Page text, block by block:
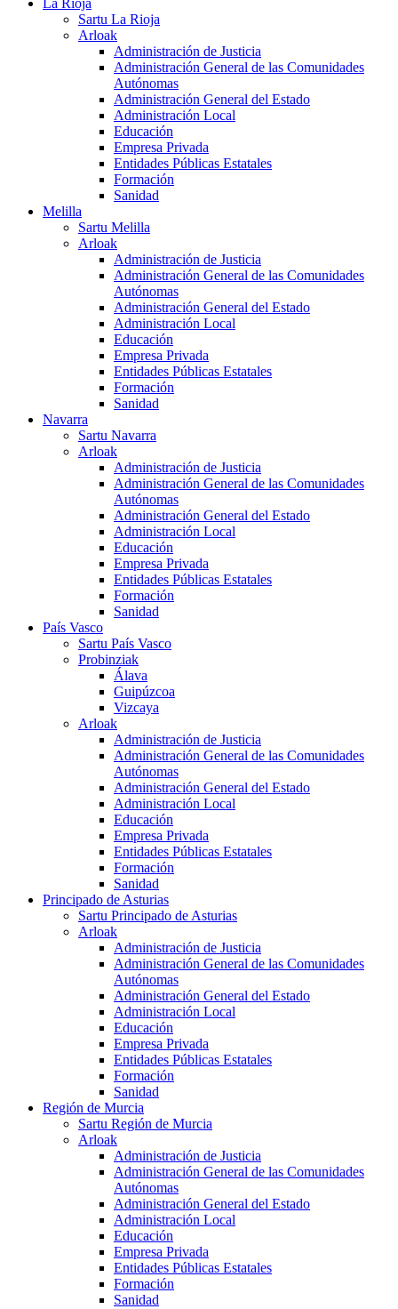
La Rioja
Sartu La Rioja
Arloak
Administración de Justicia
Administración General de las Comunidades
Autónomas
Administración General del Estado
Administración Local
Educación
Empresa Privada
Entidades Públicas Estatales
Formación
Sanidad
Melilla
Sartu Melilla
Arloak
Administración de Justicia
Administración General de las Comunidades
Autónomas
Administración General del Estado
Administración Local
Educación
Empresa Privada
Entidades Públicas Estatales
Formación
Sanidad
Navarra
Sartu Navarra
Arloak
Administración de Justicia
Administración General de las Comunidades
Autónomas
Administración General del Estado
Administración Local
Educación
Empresa Privada
Entidades Públicas Estatales
Formación
Sanidad
País Vasco
Sartu País Vasco
Probinziak
Álava
Guipúzcoa
Vizcaya
Arloak
Administración de Justicia
Administración General de las Comunidades
Autónomas
Administración General del Estado
Administración Local
Educación
Empresa Privada
Entidades Públicas Estatales
Formación
Sanidad
Principado de Asturias
Sartu Principado de Asturias
Arloak
Administración de Justicia
Administración General de las Comunidades
Autónomas
Administración General del Estado
Administración Local
Educación
Empresa Privada
Entidades Públicas Estatales
Formación
Sanidad
Región de Murcia
Sartu Región de Murcia
Arloak
Administración de Justicia
Administración General de las Comunidades
Autónomas
Administración General del Estado
Administración Local
Educación
Empresa Privada
Entidades Públicas Estatales
Formación
Sanidad